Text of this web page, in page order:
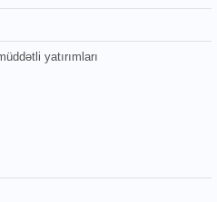
yatırımları